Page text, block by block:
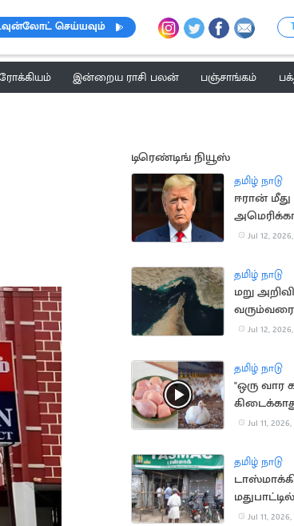
செய்யவும்
இன்றைய ராசி பலன் பஞ்சாங்கம்
டிரெண்டிங் நியூஸ்
தமிழ் நாடு
ஈரான் மீது
மணி நேர
சதித்திட்டம்?
Jul 12,
தமிழ் நாடு
மறு
நீரிணையை
Jul 12,
தமிழ் நாடு
"ஒரு வார
வணிகர்கள்
Jul 11, 2026,
தமிழ் நாடு
ரூ.10
Jul 11,